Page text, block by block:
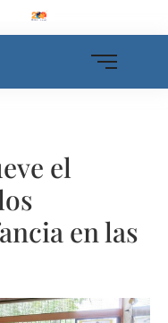
el
en las